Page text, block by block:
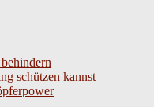
schützen kannst